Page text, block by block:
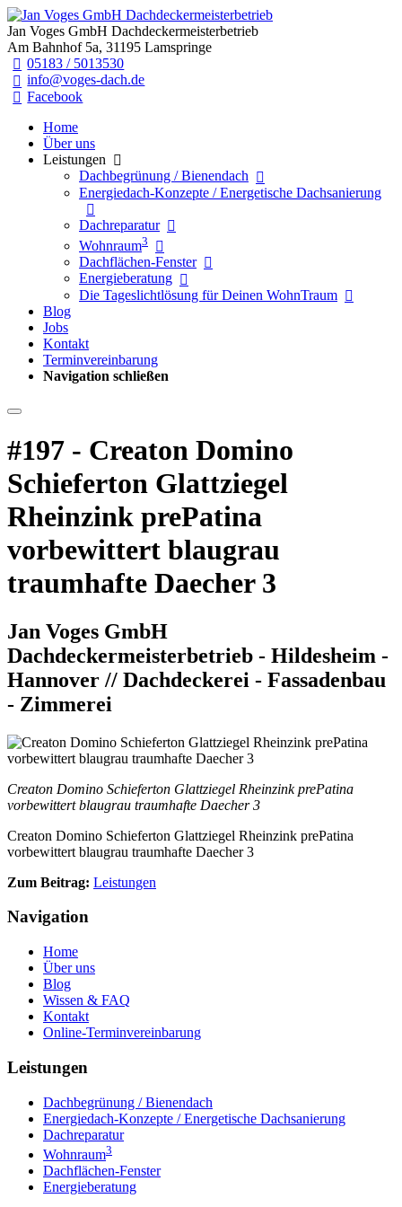
Jan Voges GmbH Dachdeckermeisterbetrieb
Am Bahnhof 5a, 31195 Lamspringe
05183 / 5013530
info@voges-dach.de
Facebook
Home
Über uns
Leistungen
Dachbegrünung / Bienendach
Energiedach-Konzepte / Energetische Dachsanierung
Dachreparatur
Wohnraum3
Dachflächen-Fenster
Energieberatung
Die Tageslichtlösung für Deinen WohnTraum
Blog
Jobs
Kontakt
Terminvereinbarung
Navigation schließen
#197 - Creaton Domino
Schieferton Glattziegel
Rheinzink prePatina
vorbewittert blaugrau
traumhafte Daecher 3
Jan Voges GmbH
Dachdeckermeisterbetrieb - Hildesheim -
Hannover // Dachdeckerei - Fassadenbau
- Zimmerei
Creaton Domino Schieferton Glattziegel Rheinzink prePatina
vorbewittert blaugrau traumhafte Daecher 3
Creaton Domino Schieferton Glattziegel Rheinzink prePatina
vorbewittert blaugrau traumhafte Daecher 3
Zum Beitrag: Leistungen
Navigation
Home
Über uns
Blog
Wissen & FAQ
Kontakt
Online-Terminvereinbarung
Leistungen
Dachbegrünung / Bienendach
Energiedach-Konzepte / Energetische Dachsanierung
Dachreparatur
Wohnraum3
Dachflächen-Fenster
Energieberatung